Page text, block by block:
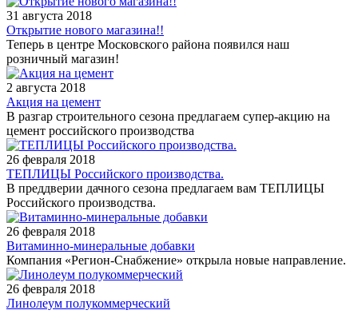
31 августа 2018
Открытие нового магазина!!
Теперь в центре Московского района появился наш
розничный магазин!
2 августа 2018
Акция на цемент
В разгар строительного сезона предлагаем супер-акцию на
цемент российского производства
26 февраля 2018
ТЕПЛИЦЫ Российского производства.
В преддверии дачного сезона предлагаем вам ТЕПЛИЦЫ
Российского производства.
26 февраля 2018
Витаминно-минеральные добавки
Компания «Регион-Снабжение» открыла новые направление.
26 февраля 2018
Линолеум полукоммерческий